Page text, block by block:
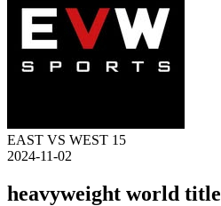
EAST VS WEST 15
2024-11-02
heavyweight world title